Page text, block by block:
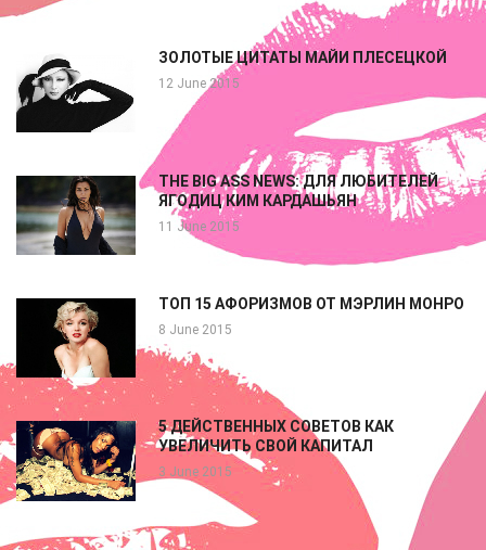
ЗОЛОТЫЕ ЦИТАТЫ МАЙИ ПЛЕСЕЦКОЙ
12 June 2015
THE BIG ASS NEWS: ДЛЯ ЛЮБИТЕЛЕЙ
ЯГОДИЦ КИМ КАРДАШЬЯН
11 June 2015
ТОП 15 АФОРИЗМОВ ОТ МЭРЛИН МОНРО
8 June 2015
5 ДЕЙСТВЕННЫХ СОВЕТОВ КАК
УВЕЛИЧИТЬ СВОЙ КАПИТАЛ
3 June 2015